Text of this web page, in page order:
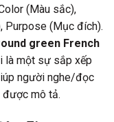
(Màu sắc),
Purpose (Mục đích).
green French
là một sự sắp xếp
người nghe/đọc
được mô tả.